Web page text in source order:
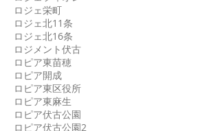
ロジェ栄町
ロジェ北11条
ロジェ北16条
ロジメント伏古
ロピア東苗穂
ロピア開成
ロピア東区役所
ロピア東麻生
ロピア伏古公園
ロピア伏古公園2